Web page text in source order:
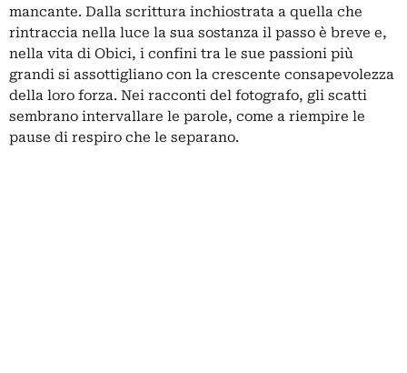
mancante. Dalla scrittura inchiostrata a quella che
rintraccia nella luce la sua sostanza il passo è breve e,
nella vita di Obici, i confini tra le sue passioni più
grandi si assottigliano con la crescente consapevolezza
della loro forza. Nei racconti del fotografo, gli scatti
sembrano intervallare le parole, come a riempire le
pause di respiro che le separano.